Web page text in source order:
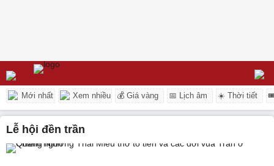
Mới nhất Xem nhiều 💰 Giá vàng 📅 Lịch âm ☀️ Thời tiết
lễ hội đền trần